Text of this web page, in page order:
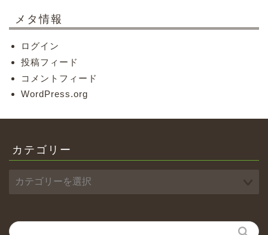
メタ情報
ログイン
投稿フィード
コメントフィード
WordPress.org
カテゴリー